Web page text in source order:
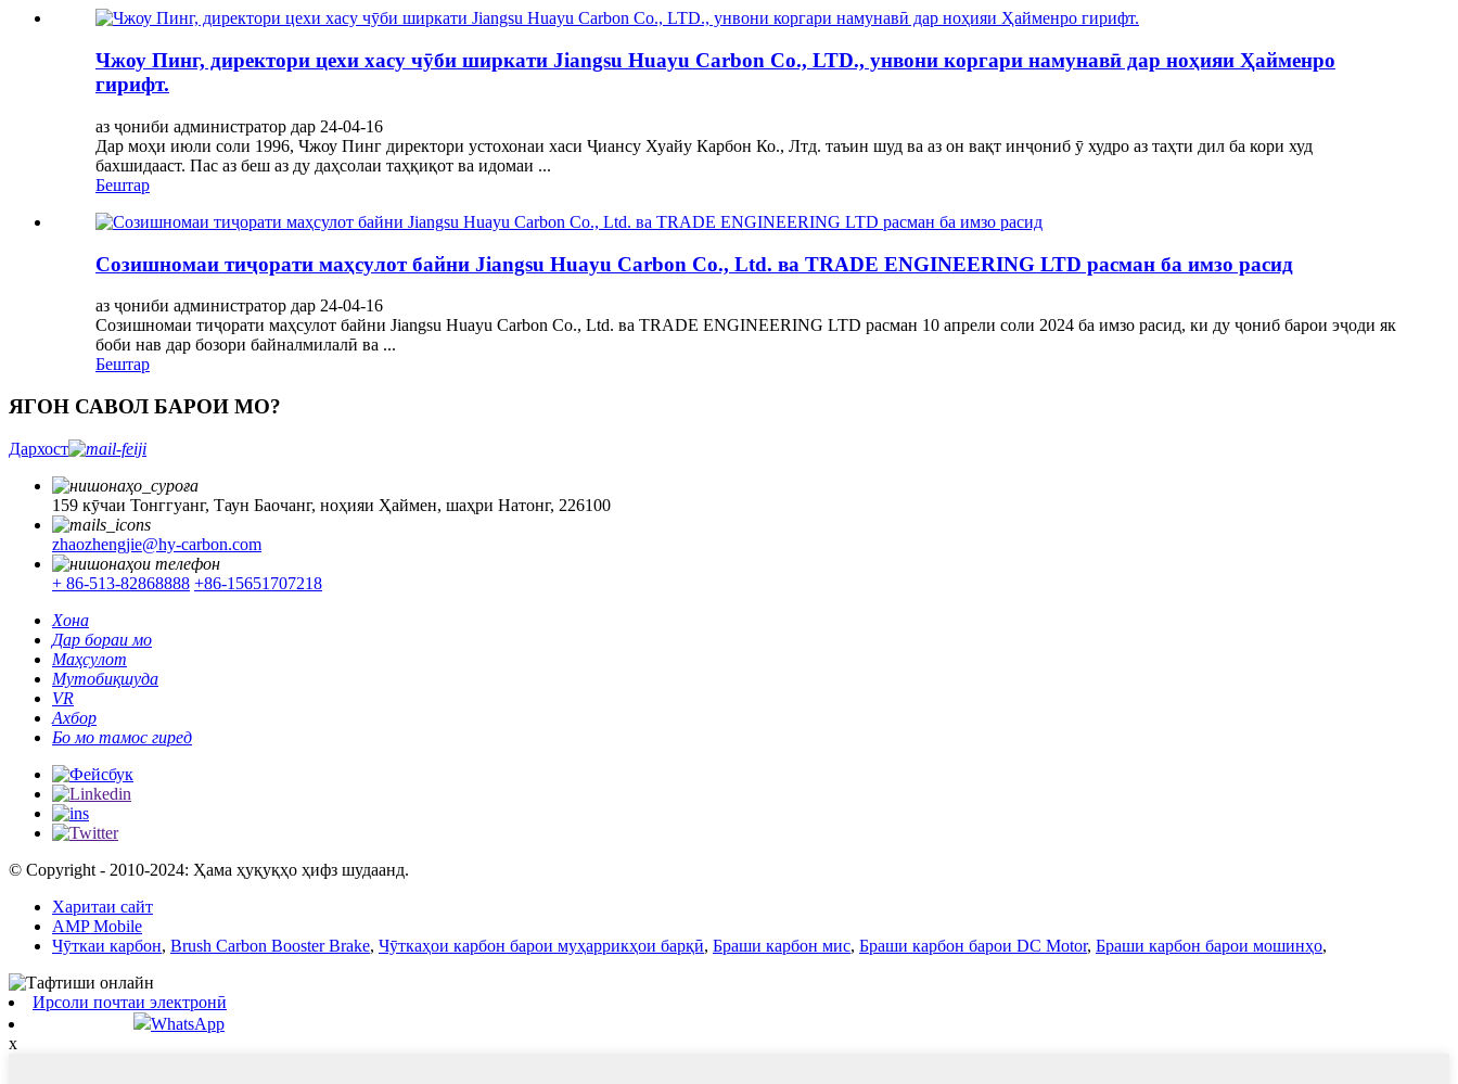
Чжоу Пинг, директори цехи хасу чӯби ширкати Jiangsu Huayu Carbon Co., LTD., унвони коргари намунавӣ дар ноҳияи Ҳайменро
гирифт.
аз ҷониби администратор дар 24-04-16
Дар моҳи июли соли 1996, Чжоу Пинг директори устохонаи хаси Ҷиансу Хуайу Карбон Ко., Лтд. таъин шуд ва аз он вақт инҷониб ӯ худро аз таҳти дил ба кори худ
бахшидааст. Пас аз беш аз ду даҳсолаи таҳқиқот ва идомаи ...
Бештар
Созишномаи тиҷорати маҳсулот байни Jiangsu Huayu Carbon Co., Ltd. ва TRADE ENGINEERING LTD расман ба имзо расид
аз ҷониби администратор дар 24-04-16
Созишномаи тиҷорати маҳсулот байни Jiangsu Huayu Carbon Co., Ltd. ва TRADE ENGINEERING LTD расман 10 апрели соли 2024 ба имзо расид, ки ду ҷониб барои эҷоди як
боби нав дар бозори байналмилалӣ ва ...
Бештар
ЯГОН САВОЛ БАРОИ МО?
Дархост
159 кӯчаи Тонггуанг, Таун Баочанг, ноҳияи Ҳаймен, шаҳри Натонг, 226100
zhaozhengjie@hy-carbon.com
+ 86-513-82868888 +86-15651707218
Хона
Дар бораи мо
Маҳсулот
Мутобиқшуда
VR
Ахбор
Бо мо тамос гиред
© Copyright - 2010-2024: Ҳама ҳуқуқҳо ҳифз шудаанд.
Харитаи сайт
AMP Mobile
Чӯткаи карбон, Brush Carbon Booster Brake, Чӯткаҳои карбон барои муҳаррикҳои барқӣ, Браши карбон мис, Браши карбон барои DC Motor, Браши карбон барои мошинҳо,
Ирсоли почтаи электронӣ
WhatsApp
x